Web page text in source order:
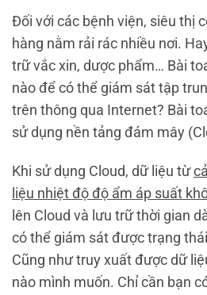
Đối với các bệnh viện, siêu thị
hàng nằm rải rác nhiều nơi.
trữ vắc xin, dược phẩm… Bài
nào để có thể giám sát tập
trên thông qua Internet? Bài
sử dụng nền tảng đám mây
Khi sử dụng Cloud, dữ liệu từ
liệu nhiệt độ độ ẩm áp suất
lên Cloud và lưu trữ thời gian
có thể giám sát được trạng
Cũng như truy xuất được dữ
nào mình muốn. Chỉ cần bạn